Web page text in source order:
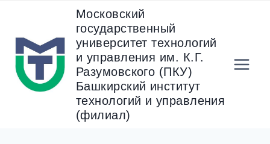
содержанию
Московский
государственный
университет технологий
и управления им. К.Г.
Разумовского (ПКУ)
Башкирский институт
технологий и управления
(филиал)